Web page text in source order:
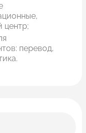
центр;
перевод,